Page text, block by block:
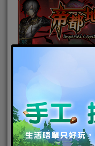
活動四：活動扭蛋－
【戈爾穆王子、公主
【活動時間】即日起
封測期間，英裝角色
穆王子】、【公主莉
獲得1枚【新手衝刺幣
衝刺幣交換所】中兌